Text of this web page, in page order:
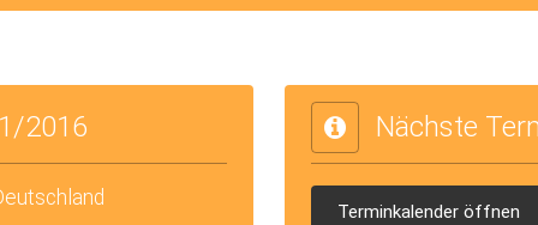
2016 Nächste
Terminkalender öffnen